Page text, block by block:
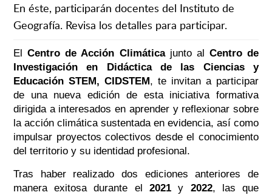
En éste, participarán docentes del Instituto de
Geografía. Revisa los detalles para participar.
ElCentro de Acción Climáticajunto al Centro de
Investigación en Didáctica de las Ciencias y
Educación STEM, CIDSTEM , te invitan a participar
de una nueva edición de esta iniciativa formativa
dirigida a interesados en aprender y reflexionar sobre
la acción climática sustentada en evidencia, así como
impulsar proyectos colectivos desde el conocimiento
del territorio y su identidad profesional.
Tras haber realizado dos ediciones anteriores de
manera exitosa durante el 2021y 2022, las que